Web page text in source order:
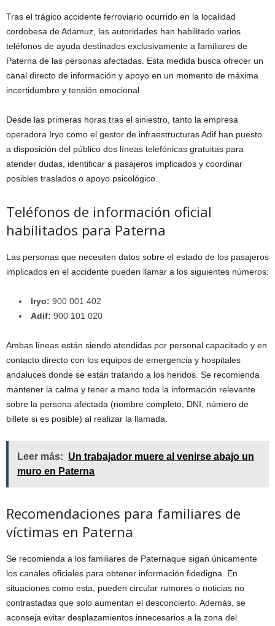
Tras el trágico accidente ferroviario ocurrido en la localidad
cordobesa de Adamuz, las autoridades han habilitado varios
teléfonos de ayuda destinados exclusivamente a familiares de
Paterna de las personas afectadas. Esta medida busca ofrecer un
canal directo de información y apoyo en un momento de máxima
incertidumbre y tensión emocional.
Desde las primeras horas tras el siniestro, tanto la empresa
operadora Iryo como el gestor de infraestructuras Adif han puesto
a disposición del público dos líneas telefónicas gratuitas para
atender dudas, identificar a pasajeros implicados y coordinar
posibles traslados o apoyo psicológico.
Teléfonos de información oficial
habilitados para Paterna
Las personas que necesiten datos sobre el estado de los pasajeros
implicados en el accidente pueden llamar a los siguientes números:
Iryo: 900 001 402
Adif: 900 101 020
Ambas líneas están siendo atendidas por personal capacitado y en
contacto directo con los equipos de emergencia y hospitales
andaluces donde se están tratando a los heridos. Se recomienda
mantener la calma y tener a mano toda la información relevante
sobre la persona afectada (nombre completo, DNI, número de
billete si es posible) al realizar la llamada.
Leer más: Un trabajador muere al venirse abajo un
muro en Paterna
Recomendaciones para familiares de
víctimas en Paterna
Se recomienda a los familiares de Paternaque sigan únicamente
los canales oficiales para obtener información fidedigna. En
situaciones como esta, pueden circular rumores o noticias no
contrastadas que solo aumentan el desconcierto. Además, se
aconseja evitar desplazamientos innecesarios a la zona del